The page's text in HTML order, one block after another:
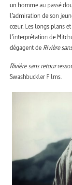
un homme au passé
l’admiration de son
cœur. Les longs plans
l’interprétation de
dégagent de Rivière
Rivière sans retour
Swashbuckler Films.